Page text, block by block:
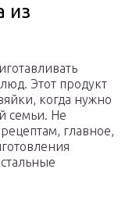
из
Этот продукт
когда нужно
семьи. Не
главное,